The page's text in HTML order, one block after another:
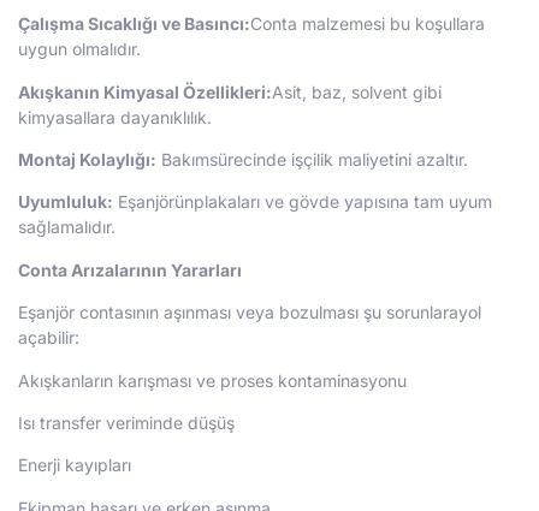
Çalışma Sıcaklığı ve Basıncı:Conta malzemesi bu koşullara
uygun olmalıdır.
Akışkanın Kimyasal Özellikleri:Asit, baz, solvent gibi
kimyasallara dayanıklılık.
Montaj Kolaylığı: Bakımsürecinde işçilik maliyetini azaltır.
Uyumluluk: Eşanjörünplakaları ve gövde yapısına tam uyum
sağlamalıdır.
Conta Arızalarının Yararları
Eşanjör contasının aşınması veya bozulması şu sorunlarayol
açabilir:
Akışkanların karışması ve proses kontaminasyonu
Isı transfer veriminde düşüş
Enerji kayıpları